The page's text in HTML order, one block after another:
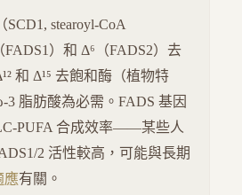
stearoyl-CoA
FADS1）和 Δ⁶（FADS2）去
和 Δ¹⁵ 去飽和酶（植物特
3 脂肪酸為必需。FADS 基因
PUFA 合成效率——某些人
2 活性較高，可能與長期
應有關。